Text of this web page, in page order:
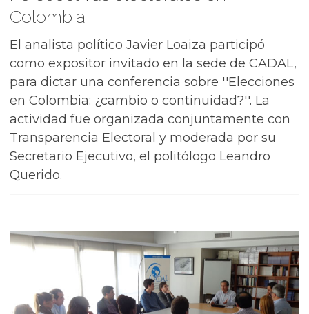
Colombia
El analista político Javier Loaiza participó
como expositor invitado en la sede de CADAL,
para dictar una conferencia sobre ''Elecciones
en Colombia: ¿cambio o continuidad?''. La
actividad fue organizada conjuntamente con
Transparencia Electoral y moderada por su
Secretario Ejecutivo, el politólogo Leandro
Querido.